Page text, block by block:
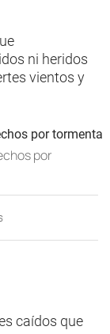
ni heridos
vientos y
por
caídos que